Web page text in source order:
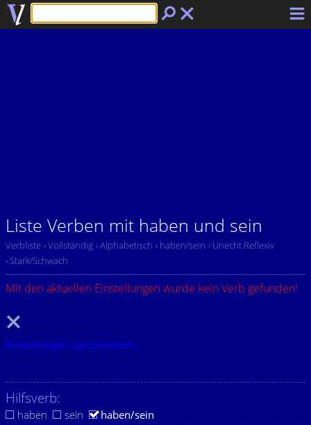
Liste Verben mit haben und sein
Verbliste › Vollständig › Alphabetisch › haben/sein › Unecht Reflexiv
› Stark/Schwach
Mit den aktuellen Einstellungen wurde kein Verb gefunden!
Einstellungen zurücksetzen.
Hilfsverb:
haben sein haben/sein